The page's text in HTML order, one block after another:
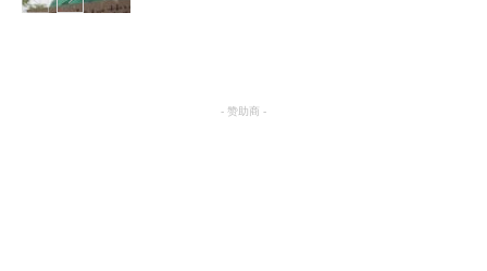
- 赞助商 -